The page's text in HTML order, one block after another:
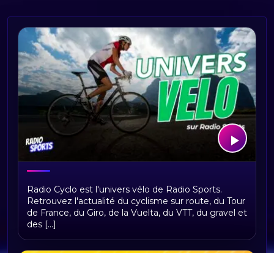
Bienvenue sur Radio Cyclo, votre
univers vélo
Radio Cyclo est l'univers vélo de Radio Sports.
Retrouvez l'actualité du cyclisme sur route, du Tour
de France, du Giro, de la Vuelta, du VTT, du gravel et
des [...]